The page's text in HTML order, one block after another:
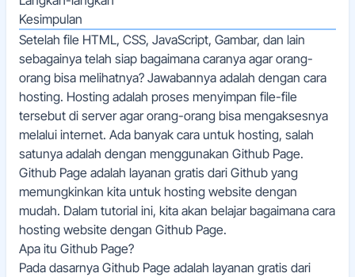
Kesimpulan
Setelah file HTML, CSS, JavaScript, Gambar, dan lain
sebagainya telah siap bagaimana caranya agar orang-
orang bisa melihatnya? Jawabannya adalah dengan cara
hosting. Hosting adalah proses menyimpan file-file
tersebut di server agar orang-orang bisa mengaksesnya
melalui internet. Ada banyak cara untuk hosting, salah
satunya adalah dengan menggunakan Github Page.
Github Page adalah layanan gratis dari Github yang
memungkinkan kita untuk hosting website dengan
mudah. Dalam tutorial ini, kita akan belajar bagaimana cara
hosting website dengan Github Page.
Apa itu Github Page?
Pada dasarnya Github Page adalah layanan gratis dari